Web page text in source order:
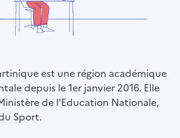
est une région académique
depuis le 1er janvier 2016. Elle
de l'Education Nationale,
Sport.